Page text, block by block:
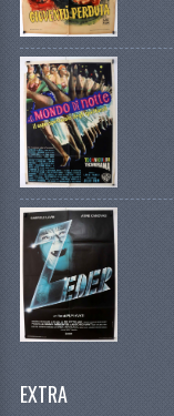
EXTRA